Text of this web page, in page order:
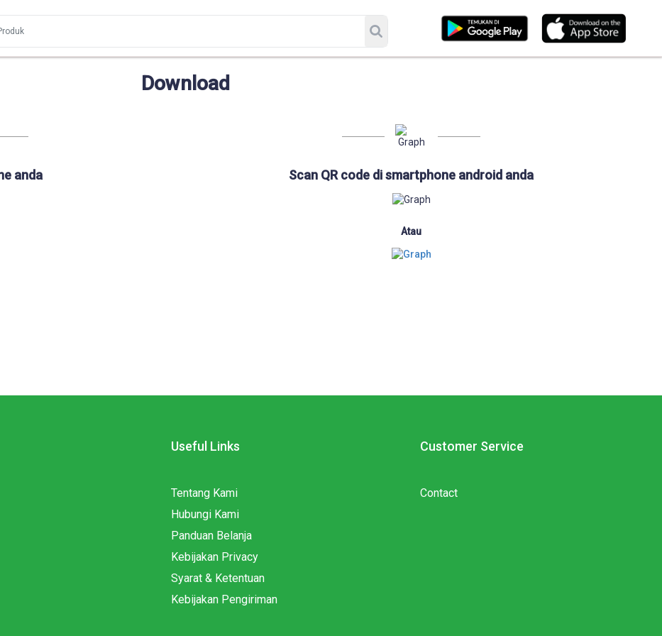
Download
anda Scan QR code di smartphone android anda
Atau
Useful Links
Tentang Kami
Hubungi Kami
Panduan Belanja
Kebijakan Privacy
Syarat & Ketentuan
Kebijakan Pengiriman
Customer Service
Contact